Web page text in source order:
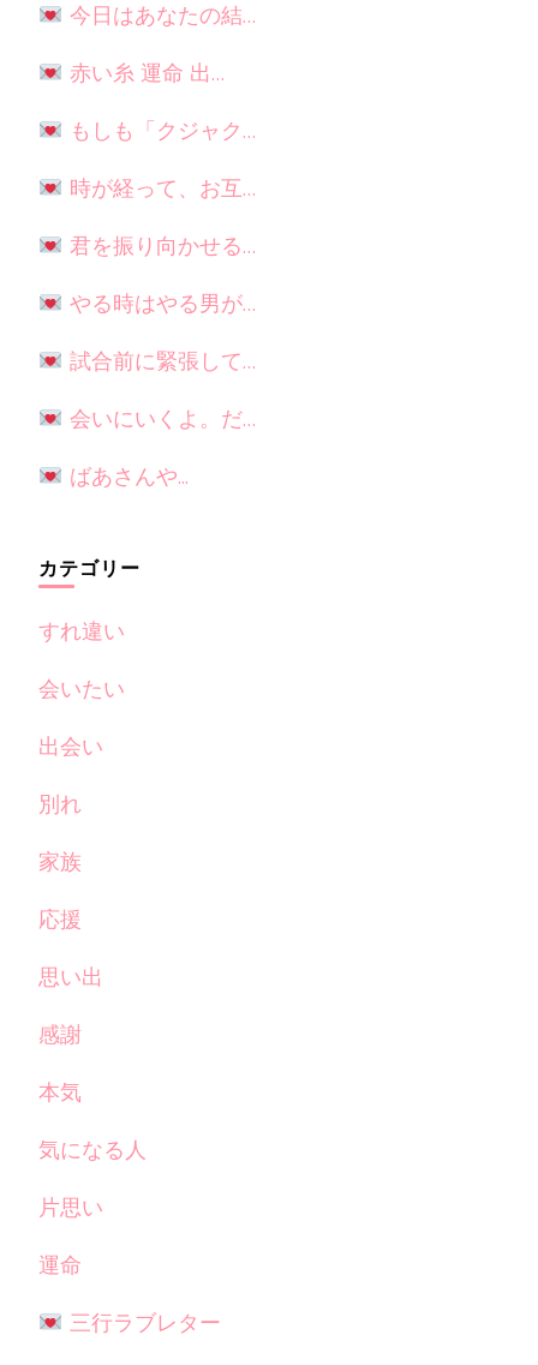
今日はあなたの結…
赤い糸 運命 出…
もしも「クジャク…
時が経って、お互…
君を振り向かせる…
やる時はやる男が…
試合前に緊張して…
会いにいくよ。だ…
ばあさんや...
カテゴリー
すれ違い
会いたい
出会い
別れ
家族
応援
思い出
感謝
本気
気になる人
片思い
運命
三行ラブレター